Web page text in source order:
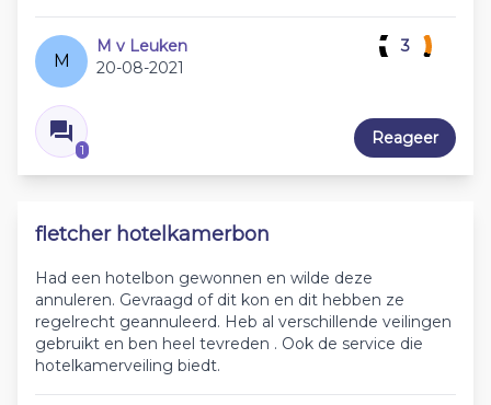
M
M v Leuken
20-08-2021
1
3
Reageer
fletcher hotelkamerbon
Had een hotelbon gewonnen en wilde deze
annuleren. Gevraagd of dit kon en dit hebben ze
regelrecht geannuleerd. Heb al verschillende veilingen
gebruikt en ben heel tevreden . Ook de service die
hotelkamerveiling biedt.